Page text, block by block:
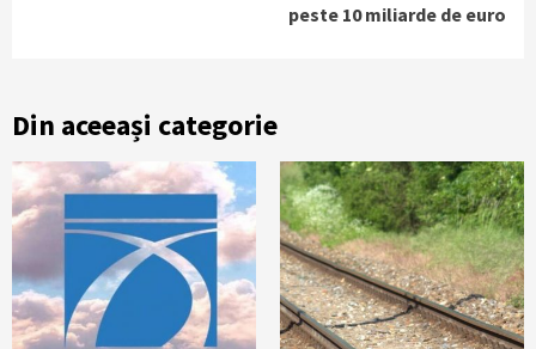
peste 10 miliarde de euro
Din aceeași categorie